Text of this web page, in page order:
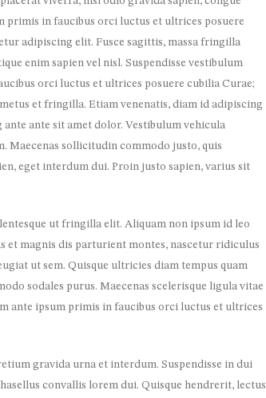
primis in faucibus orci luctus et ultrices posuere
adipiscing elit. Fusce sagittis, massa fringilla
enim sapien vel nisl. Suspendisse vestibulum
orci luctus et ultrices posuere cubilia Curae;
et fringilla. Etiam venenatis, diam id adipiscing
ante sit amet dolor. Vestibulum vehicula
Maecenas sollicitudin commodo justo, quis
eget interdum dui. Proin justo sapien, varius sit
ut fringilla elit. Aliquam non ipsum id leo
et magnis dis parturient montes, nascetur ridiculus
ut sem. Quisque ultricies diam tempus quam
sodales purus. Maecenas scelerisque ligula vitae
ante ipsum primis in faucibus orci luctus et ultrices
gravida urna et interdum. Suspendisse in dui
convallis lorem dui. Quisque hendrerit, lectus